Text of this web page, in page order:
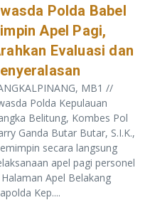
Polda Babel
Apel Pagi,
Evaluasi dan
MB1 //
Polda Kepulauan
Belitung, Kombes Pol
Ganda Butar Butar, S.I.K.,
secara langsung
apel pagi personel
Apel Belakang
Kep....